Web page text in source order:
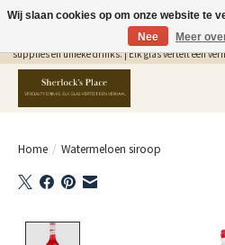
Gratis Verzending in NL vanaf €75,- | Sherlocks
supplies en unieke drinks. | Elk glas vertelt een
Home / Watermeloen siroop
Product image
Wij slaan cookies op om onze website te
Nee
Meer